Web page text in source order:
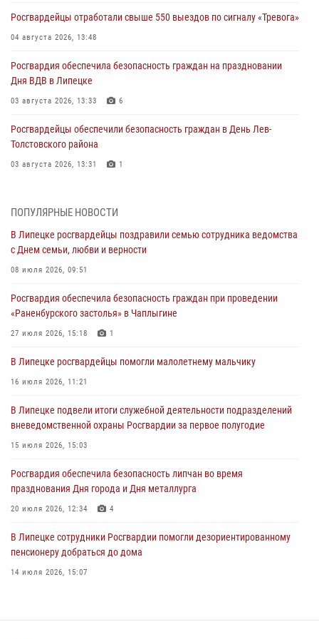
Росгвардейцы отработали свыше 550 выездов по сигналу «Тревога»
04 августа 2026, 13:48
Росгвардия обеспечила безопасность граждан на праздновании
Дня ВДВ в Липецке
03 августа 2026, 13:33 6
Росгвардейцы обеспечили безопасность граждан в День Лев-
Толстовского района
03 августа 2026, 13:31 1
фестивалей в Липецке
Сотрудники Росгвардии продолжают контроль безопасности
детских оздоровительно-образовательных объектов в Липецкой
31 июля 2026, 15:49
Лекция по финансовой грамотности прошла для сотрудников
30 июля 2026, 15:25
вопросов и ответов
29 июля 2026, 15:05
ПОПУЛЯРНЫЕ НОВОСТИ
В Липецке росгвардейцы поздравили семью сотрудника ведомства
с Днем семьи, любви и верности
08 июля 2026, 09:51
Росгвардия обеспечила безопасность граждан при проведении
«Раненбурского застолья» в Чаплыгине
27 июля 2026, 15:18 1
В Липецке росгвардейцы помогли малолетнему мальчику
16 июля 2026, 11:21
В Липецке подвели итоги служебной деятельности подразделений
вневедомственной охраны Росгвардии за первое полугодие
15 июля 2026, 15:03
Росгвардия обеспечила безопасность липчан во время
празднования Дня города и Дня металлурга
20 июля 2026, 12:34 4
В Липецке сотрудники Росгвардии помогли дезориентированному
пенсионеру добраться до дома
14 июля 2026, 15:07